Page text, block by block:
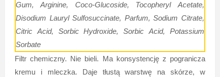
Gum, Arginine, Coco-Glucoside, Tocopheryl Acetate,
Disodium Lauryl Sulfosuccinate, Parfum, Sodium Citrate,
Citric Acid, Sorbic Hydroxide, Sorbic Acid, Potassium
Sorbate
Filtr chemiczny. Nie bieli. Ma konsystencję z pogranicza
kremu i mleczka. Daje tłustą warstwę na skórze, w